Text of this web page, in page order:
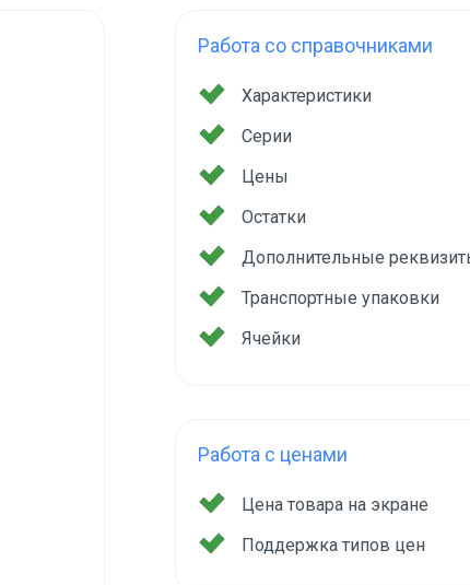
Работа со справочниками
Характеристики
Серии
Цены
Остатки
Дополнительные
Транспортные упаковки
Ячейки
Работа с ценами
Цена товара на экране
Поддержка типов цен